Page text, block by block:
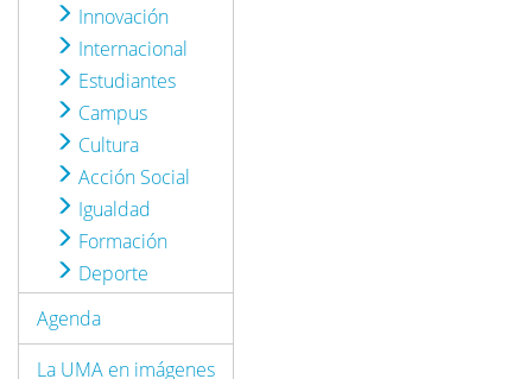
Innovación
Internacional
Estudiantes
Campus
Cultura
Acción Social
Igualdad
Formación
Deporte
Agenda
La UMA en imágenes